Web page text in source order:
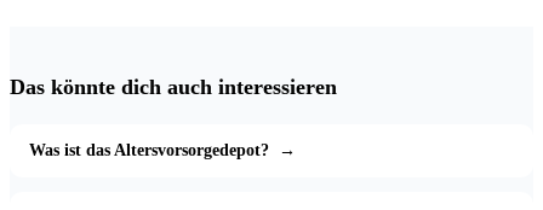
Das könnte dich auch interessieren
Was ist das Altersvorsorgedepot? →